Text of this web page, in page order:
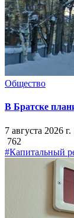
Общество
В Братске
7 августа 2026
762
#Капитальный